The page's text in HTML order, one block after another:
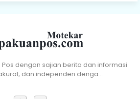
dengan sajian berita dan informasi
dan independen denga…